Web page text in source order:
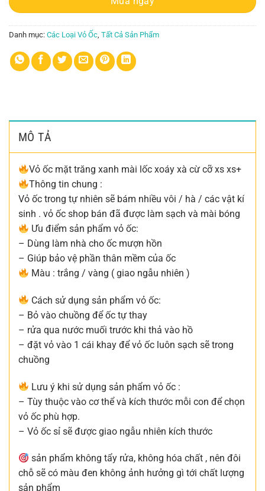
Danh mục: Các Loại Vỏ Ốc, Tất Cả Sản Phẩm
MÔ TẢ
Vỏ ốc mặt trăng xanh mài lốc xoáy xà cừ cỡ xs xs+
Thông tin chung :
Vỏ ốc trong tự nhiên sẽ bám nhiều vôi / hà / các vật kí
sinh . vỏ ốc shop bán đã được làm sạch và mài bóng
Ưu điểm sản phẩm vỏ ốc:
– Dùng làm nhà cho ốc mượn hồn
– Giúp bảo vệ phần thân mềm của ốc
Màu : trắng / vàng ( giao ngẫu nhiên )
Cách sử dụng sản phẩm vỏ ốc:
– Bỏ vào chuồng để ốc tự thay
– rửa qua nước muối trước khi thả vào hồ
– đặt vỏ vào 1 cái khay để vỏ ốc luôn sạch sẽ trong
chuồng
Lưu ý khi sử dụng sản phẩm vỏ ốc :
– Tùy thuộc vào cơ thể và kích thước mỗi con để chọn
vỏ ốc phù hợp.
– Vỏ ốc sỉ sẽ được giao ngẫu nhiên kích thước
sản phẩm không tẩy rửa, không hóa chất , nên đôi
chỗ sẽ có màu đen không ảnh hưởng gì tới chất lượng
sản phẩm